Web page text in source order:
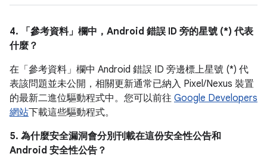
4. 「參考資料」 欄中，Android 錯誤 ID 旁的星號 (*) 代表
什麼？
在「參考資料」 欄中 Android 錯誤 ID 旁邊標上星號 (*) 代
表該問題並未公開，相關更新通常已納入 Pixel/Nexus 裝置
的最新二進位驅動程式中。您可以前往 Google Developers
網站下載這些驅動程式。
5. 為什麼安全漏洞會分別刊載在這份安全性公告和
Android 安全性公告？